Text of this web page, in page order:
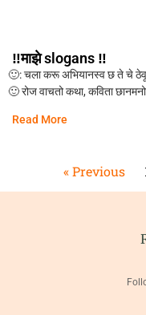
‼️माझे slogans ‼️
🙂: चला करू अभियानस्व छ ते चे
🙂 रोज वाचतो कथा, कविता
Read More
« Previous